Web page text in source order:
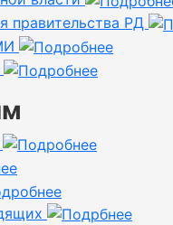
правительства РД